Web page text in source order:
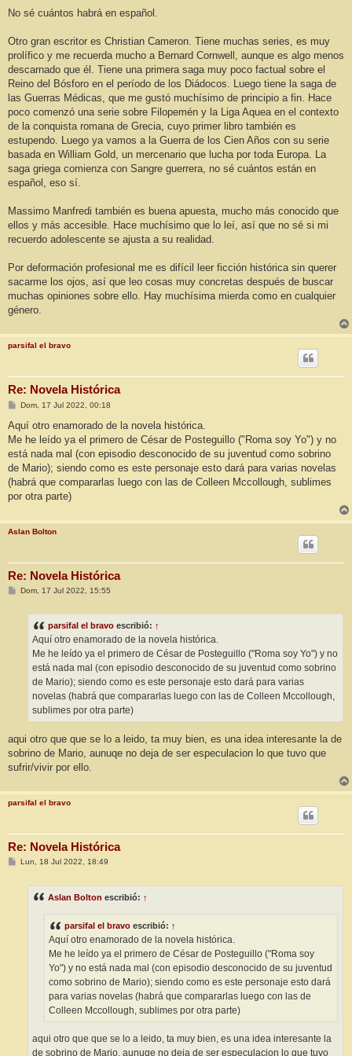
No sé cuántos habrá en español.
Otro gran escritor es Christian Cameron. Tiene muchas series, es muy
prolífico y me recuerda mucho a Bernard Cornwell, aunque es algo menos
descarnado que él. Tiene una primera saga muy poco factual sobre el
Reino del Bósforo en el período de los Diádocos. Luego tiene la saga de
las Guerras Médicas, que me gustó muchísimo de principio a fin. Hace
poco comenzó una serie sobre Filopemén y la Liga Aquea en el contexto
de la conquista romana de Grecia, cuyo primer libro también es
estupendo. Luego ya vamos a la Guerra de los Cien Años con su serie
basada en William Gold, un mercenario que lucha por toda Europa. La
saga griega comienza con Sangre guerrera, no sé cuántos están en
español, eso sí.
Massimo Manfredi también es buena apuesta, mucho más conocido que
ellos y más accesible. Hace muchísimo que lo leí, así que no sé si mi
recuerdo adolescente se ajusta a su realidad.
Por deformación profesional me es difícil leer ficción histórica sin querer
sacarme los ojos, así que leo cosas muy concretas después de buscar
muchas opiniones sobre ello. Hay muchísima mierda como en cualquier
género.
parsifal el bravo
Re: Novela Histórica
M
n
s
a
j
Dom, 17 Jul 2022, 00:18
Aquí otro enamorado de la novela histórica.
Me he leído ya el primero de César de Posteguillo ("Roma soy Yo") y no
está nada mal (con episodio desconocido de su juventud como sobrino
de Mario); siendo como es este personaje esto dará para varias novelas
(habrá que compararlas luego con las de Colleen Mccollough, sublimes
por otra parte)
Aslan Bolton
Re: Novela Histórica
MDom, 17 Jul 2022, 15:55
parsifal el bravo escribió: ↑
Aquí otro enamorado de la novela histórica.
Me he leído ya el primero de César de Posteguillo ("Roma soy Yo") y no
está nada mal (con episodio desconocido de su juventud como sobrino
de Mario); siendo como es este personaje esto dará para varias
novelas (habrá que compararlas luego con las de Colleen Mccollough,
sublimes por otra parte)
aqui otro que que se lo a leido, ta muy bien, es una idea interesante la de
sobrino de Mario, aunuqe no deja de ser especulacion lo que tuvo que
sufrir/vivir por ello.
parsifal el bravo
Re: Novela Histórica
MLun, 18 Jul 2022, 18:49
Aslan Bolton escribió: ↑
parsifal el bravo escribió: ↑
Aquí otro enamorado de la novela histórica.
Me he leído ya el primero de César de Posteguillo ("Roma soy
Yo") y no está nada mal (con episodio desconocido de su juventud
como sobrino de Mario); siendo como es este personaje esto dará
para varias novelas (habrá que compararlas luego con las de
Colleen Mccollough, sublimes por otra parte)
aqui otro que que se lo a leido, ta muy bien, es una idea interesante la
de sobrino de Mario, aunuqe no deja de ser especulacion lo que tuvo